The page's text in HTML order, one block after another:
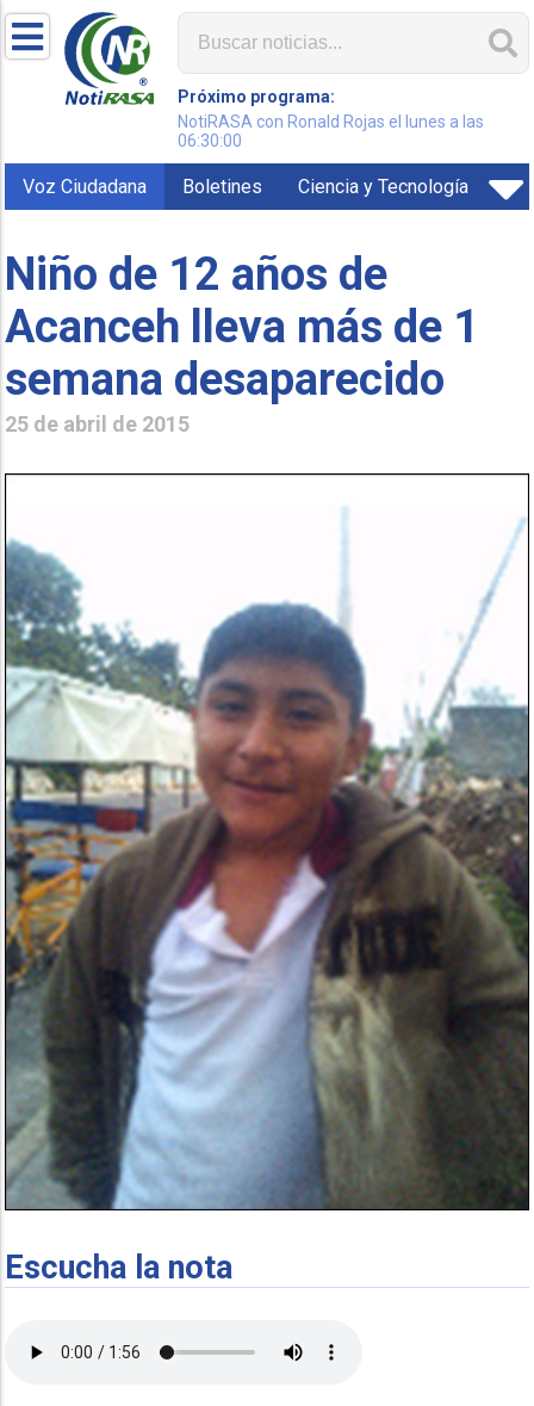
Próximo programa:
NotiRASA con Ronald Rojas el lunes a las
06:30:00
Voz Ciudadana Boletines Ciencia y Tecnología
Niño de 12 años de
Acanceh lleva más de 1
semana desaparecido
25 de abril de 2015
Escucha la nota